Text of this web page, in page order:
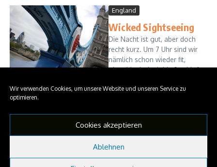
Wir verwenden Cookies, um unsere Website und unseren Service zu
optimieren.
Cookies akzeptieren
Ablehnen
England
Wicked Sightseeing
Die Nacht ist gut, aber doch
recht kurz. Um 7 Uhr sind wir
nämlich schon wieder fit,
obwohl wir doch bis 9 schlafen
machen uns fertig und
NaninkasTravelSpots
Read More